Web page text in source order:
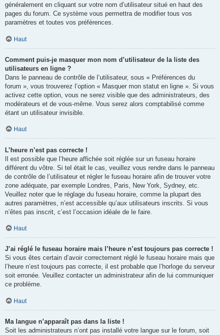
généralement en cliquant sur votre nom d’utilisateur situé en haut des
pages du forum. Ce système vous permettra de modifier tous vos
paramètres et toutes vos préférences.
Haut
Comment puis-je masquer mon nom d’utilisateur de la liste des
utilisateurs en ligne ?
Dans le panneau de contrôle de l’utilisateur, sous « Préférences du
forum », vous trouverez l’option « Masquer mon statut en ligne ». Si vous
activez cette option, vous ne serez visible que des administrateurs, des
modérateurs et de vous-même. Vous serez alors comptabilisé comme
étant un utilisateur invisible.
Haut
L’heure n’est pas correcte !
Il est possible que l’heure affichée soit réglée sur un fuseau horaire
différent du vôtre. Si tel était le cas, veuillez vous rendre dans le panneau
de contrôle de l’utilisateur et régler le fuseau horaire afin de trouver votre
zone adéquate, par exemple Londres, Paris, New York, Sydney, etc.
Veuillez noter que le réglage du fuseau horaire, comme la plupart des
autres paramètres, n’est accessible qu’aux utilisateurs inscrits. Si vous
n’êtes pas inscrit, c’est l’occasion idéale de le faire.
Haut
J’ai réglé le fuseau horaire mais l’heure n’est toujours pas correcte !
Si vous êtes certain d’avoir correctement réglé le fuseau horaire mais que
l’heure n’est toujours pas correcte, il est probable que l’horloge du serveur
soit erronée. Veuillez contacter un administrateur afin de lui communiquer
ce problème.
Haut
Ma langue n’apparaît pas dans la liste !
Soit les administrateurs n’ont pas installé votre langue sur le forum, soit